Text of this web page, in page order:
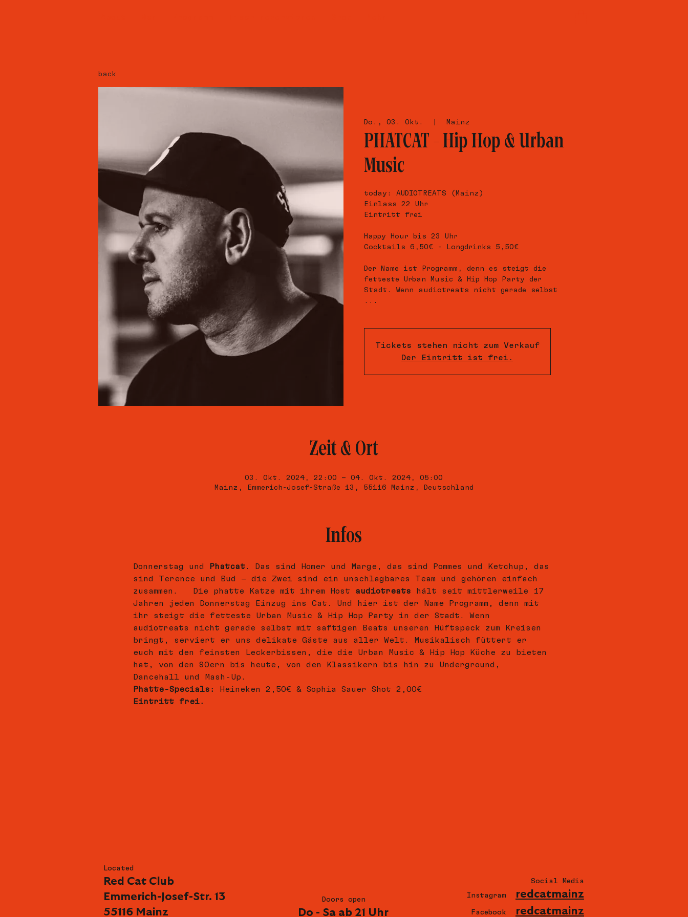
back
Do., 03. Okt. Mainz
PHATCAT – Hip Hop & Urban
Music
today: AUDIOTREATS (Mainz)
Einlass 22 Uhr
Eintritt frei
Happy Hour bis 23 Uhr
Cocktails 6,50€ - Longdrinks 5,50€
Der Name ist Programm, denn es steigt die
fetteste Urban Music & Hip Hop Party der
Stadt. Wenn audiotreats nicht gerade selbst
...
Tickets stehen nicht zum Verkauf
Der Eintritt ist frei.
Zeit & Ort
03. Okt. 2024, 22:00 – 04. Okt. 2024, 05:00
Mainz, Emmerich-Josef-Straße 13, 55116 Mainz, Deutschland
Infos
Donnerstag und Phatcat. Das sind Homer und Marge, das sind Pommes und Ketchup, das
sind Terence und Bud – die Zwei sind ein unschlagbares Team und gehören einfach
zusammen.   Die phatte Katze mit ihrem Host audiotreats hält seit mittlerweile 17
Jahren jeden Donnerstag Einzug ins Cat. Und hier ist der Name Programm, denn mit
ihr steigt die fetteste Urban Music & Hip Hop Party in der Stadt. Wenn
audiotreats nicht gerade selbst mit saftigen Beats unseren Hüftspeck zum Kreisen
bringt, serviert er uns delikate Gäste aus aller Welt. Musikalisch füttert er
euch mit den feinsten Leckerbissen, die die Urban Music & Hip Hop Küche zu bieten
hat, von den 90ern bis heute, von den Klassikern bis hin zu Underground,
Dancehall und Mash-Up.
Phatte-Specials:
Heineken 2,50€ & Sophia Sauer Shot 2,00€
Eintritt frei.
Located
Red Cat Club
Emmerich-Josef-Str. 13
55116 Mainz
Doors open
Do - Sa ab 21 Uhr
Social Media
Instagram
redcatmainz
Facebook redcatmainz